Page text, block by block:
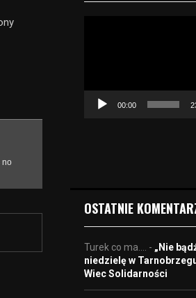
e
o
00:00
OSTATNIE
Turek co ma.... - „Nie
niedzielę w
Wiec Solidarności